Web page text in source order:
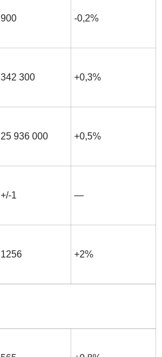
900 -0,2%
342 300 +0,3%
25 936 000 +0,5%
+/-1 —
1256 +2%